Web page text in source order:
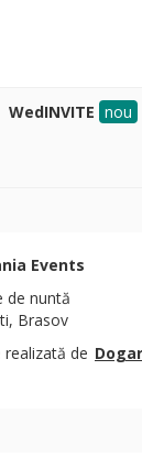
WedINVITE nou
Events
de nuntă
Brasov
de